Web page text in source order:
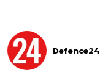
Defence24